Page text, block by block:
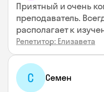
Приятный и очень
преподаватель.
располагает к
Репетитор: Елизавета
С Семен